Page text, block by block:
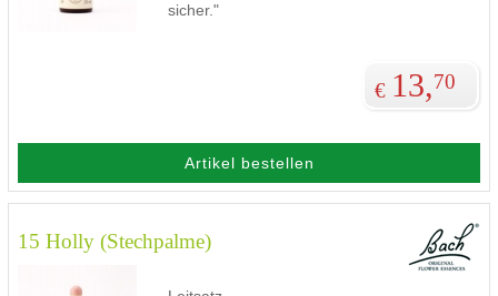
sicher."
€ 13,70
Artikel bestellen
15 Holly (Stechpalme)